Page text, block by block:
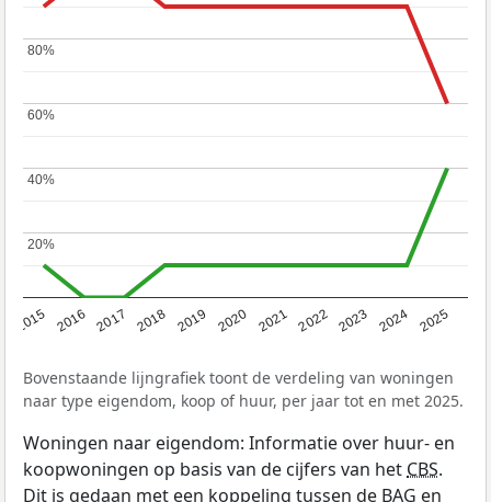
2015 2016 2017 2018 2019 2020 2021 2022 2023 2024 2025
20%
20%
40%
40%
60%
60%
80%
80%
Bovenstaande lijngrafiek toont de verdeling van woningen
naar type eigendom, koop of huur, per jaar tot en met 2025.
Woningen naar eigendom: Informatie over huur- en
koopwoningen op basis van de cijfers van hetCBS.
Dit is gedaan met een koppeling tussen deBAG en